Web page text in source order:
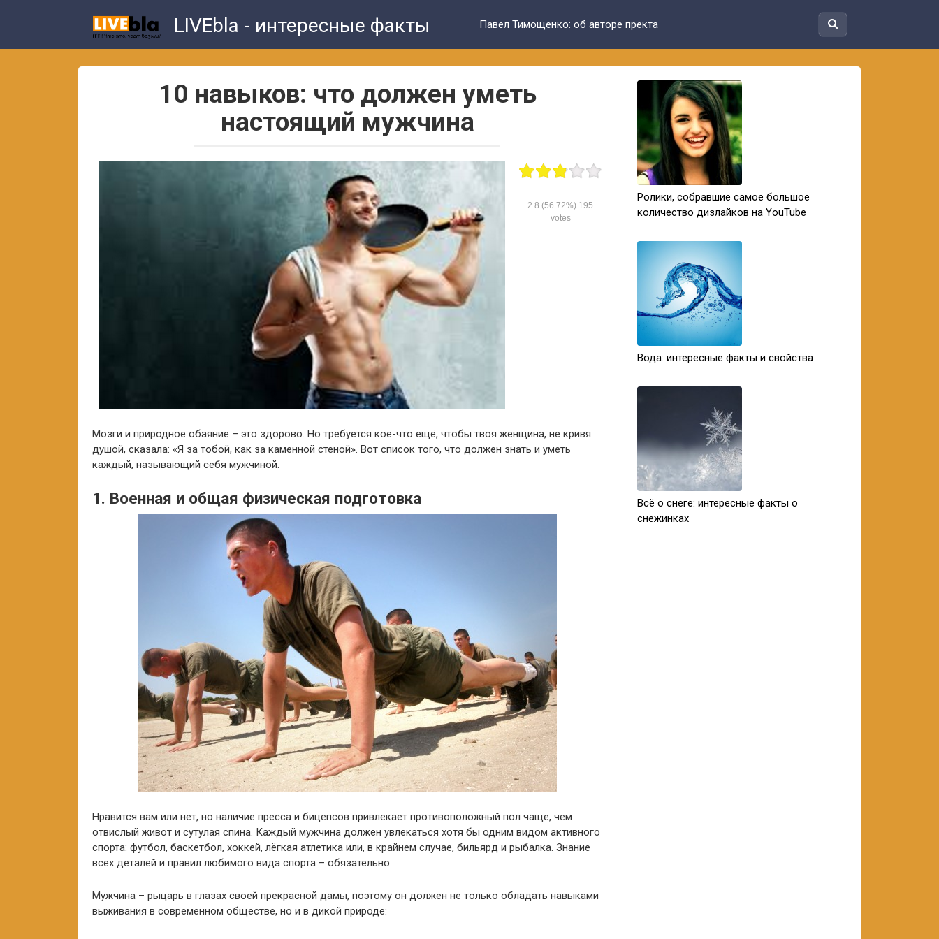
LIVEbla - интересные факты Павел Тимощенко: об авторе пректа
10 навыков: что должен уметь
настоящий мужчина
2.8 (56.72%) 195
votes
Мозги и природное обаяние – это здорово. Но требуется кое-что ещё, чтобы твоя женщина, не кривя
душой, сказала: «Я за тобой, как за каменной стеной». Вот список того, что должен знать и уметь
каждый, называющий себя мужчиной.
1. Военная и общая физическая подготовка
Нравится вам или нет, но наличие пресса и бицепсов привлекает противоположный пол чаще, чем
отвислый живот и сутулая спина. Каждый мужчина должен увлекаться хотя бы одним видом активного
спорта: футбол, баскетбол, хоккей, лёгкая атлетика или, в крайнем случае, бильярд и рыбалка. Знание
всех деталей и правил любимого вида спорта – обязательно.
Мужчина – рыцарь в глазах своей прекрасной дамы, поэтому он должен не только обладать навыками
выживания в современном обществе, но и в дикой природе:
Ролики, собравшие самое большое
количество дизлайков на YouTube
Вода: интересные факты и свойства
Всё о снеге: интересные факты о
снежинках